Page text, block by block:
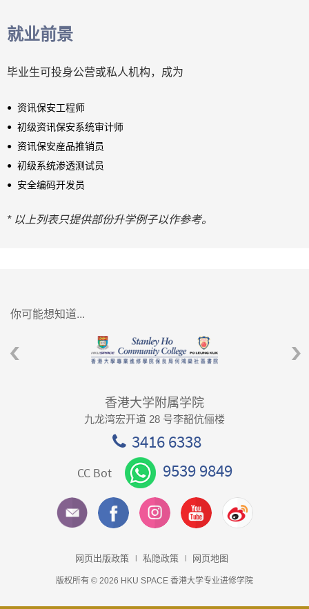
就业前景
毕业生可投身公营或私人机构，成为
资讯保安工程师
初级资讯保安系统审计师
资讯保安産品推销员
初级系统渗透测试员
安全编码开发员
* 以上列表只提供部份升学例子以作参考。
你可能想知道...
香港大学附属学院
九龙湾宏开道 28 号李韶伉俪楼
3416 6338
CC Bot 9539 9849
网页出版政策 私隐政策 网页地图
版权所有 © 2026 HKU SPACE 香港大学专业进修学院